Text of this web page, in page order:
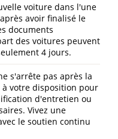
voiture dans l'une
avoir finalisé le
documents
des voitures peuvent
4 jours.
s'arrête pas après la
votre disposition pour
d'entretien ou
Vivez une
le soutien continu